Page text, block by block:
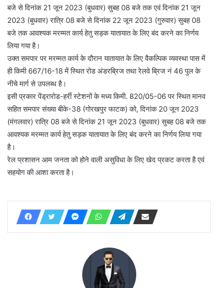
बजे से दिनांक 21 जून 2023 (बुधवार) सुबह 08 बजे तक एवं दिनांक 21 जून
2023 (बुधवार) रात्रि 08 बजे से दिनांक 22 जून 2023 (गुरुवार) सुबह 08
बजे तक आवश्यक मरम्मत कार्य हेतु सड़क यातायात के लिए बंद करने का निर्णय
लिया गया है।
उक्त समपार पर मरम्मत कार्य के दौरान यातायात के लिए वैकल्पिक व्यवस्था पास में
ही किमी 667/16-18 में स्थित रोड अंडरब्रिज तथा रेलवे ब्रिज नं 46 पुल के
नीचे मार्ग से उपलब्ध है।
इसी प्रकार पेंड्रारोड-हर्री स्टेशनों के मध्य किमी. 820/05-06 पर स्थित मानव
सहित समपार संख्या बीके-38 (गोरखपुर फाटक) को, दिनांक 20 जून 2023
(मंगलवार) रात्रि 08 बजे से दिनांक 21 जून 2023 (बुधवार) सुबह 08 बजे तक
आवश्यक मरम्मत कार्य हेतु सड़क यातायात के लिए बंद करने का निर्णय लिया गया
है।
रेल प्रशासन आम जनता को होने वाली असुविधा के लिए खेद प्रकट करता है एवं
सहयोग की आशा करता है।